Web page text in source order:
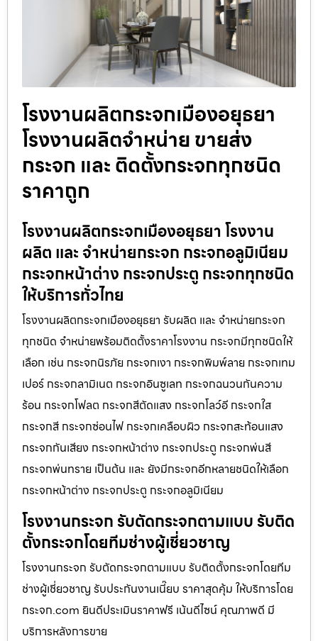
โรงงานผลิตกระจกเมืองอยุธยา
โรงงานผลิตจำหน่าย ขายส่ง
กระจก และ ติดตั้งกระจกทุกชนิด
ราคาถูก
โรงงานผลิตกระจกเมืองอยุธยา โรงงาน
ผลิต และ จำหน่ายกระจก กระจกอลูมิเนียม
กระจกหน้าต่าง กระจกประตู กระจกทุกชนิด
ให้บริการทั่วไทย
โรงงานผลิตกระจกเมืองอยุธยา รับผลิต และ จำหน่ายกระจก
ทุกชนิด จำหน่ายพร้อมติดตั้งราคาโรงงาน กระจกมีทุกชนิดให้
เลือก เช่น กระจกนิรภัย กระจกเงา กระจกพิมพ์ลาย กระจกเทม
เปอร์ กระจกลามิเนต กระจกอินซูเลท กระจกฉนวนกันความ
ร้อน กระจกโฟลต กระจกสีตัดแสง กระจกโลว์อี กระจกใส
กระจกสี กระจกซ่อนไฟ กระจกเคลือบผิว กระจกสะท้อนแสง
กระจกกันเสียง กระจกหน้าต่าง กระจกประตู กระจกพ่นสี
กระจกพ่นทราย เป็นต้น และ ยังมีกระจกอีกหลายชนิดให้เลือก
กระจกหน้าต่าง กระจกประตู กระจกอลูมิเนียม
โรงงานกระจก รับตัดกระจกตามแบบ รับติด
ตั้งกระจกโดยทีมช่างผู้เชี่ยวชาญ
โรงงานกระจก รับตัดกระจกตามแบบ รับติดตั้งกระจกโดยทีม
ช่างผู้เชี่ยวชาญ รับประกันงานเนี๊ยบ ราคาสุดคุ้ม ให้บริการโดย
กระจก.com ยินดีประเมินราคาฟรี เน้นดีไซน์ คุณภาพดี มี
บริการหลังการขาย